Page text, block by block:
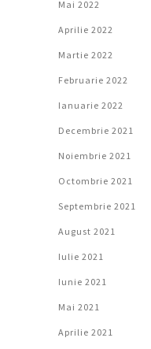
Mai 2022
Aprilie 2022
Martie 2022
Februarie 2022
Ianuarie 2022
Decembrie 2021
Noiembrie 2021
Octombrie 2021
Septembrie 2021
August 2021
Iulie 2021
Iunie 2021
Mai 2021
Aprilie 2021